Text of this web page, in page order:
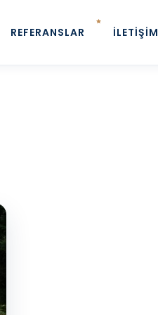
REFERANSLAR İLETIŞIM